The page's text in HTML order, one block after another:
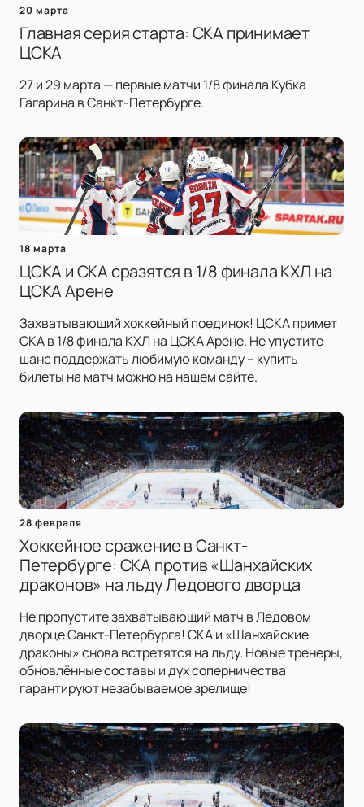
20 марта
Главная серия старта: СКА принимает
ЦСКА
27 и 29 марта — первые матчи 1/8 финала Кубка
Гагарина в Санкт-Петербурге.
18 марта
ЦСКА и СКА сразятся в 1/8 финала КХЛ на
ЦСКА Арене
Захватывающий хоккейный поединок! ЦСКА примет
СКА в 1/8 финала КХЛ на ЦСКА Арене. Не упустите
шанс поддержать любимую команду – купить
билеты на матч можно на нашем сайте.
28 февраля
Хоккейное сражение в Санкт-
Петербурге: СКА против «Шанхайских
драконов» на льду Ледового дворца
Не пропустите захватывающий матч в Ледовом
дворце Санкт-Петербурга! СКА и «Шанхайские
драконы» снова встретятся на льду. Новые тренеры,
обновлённые составы и дух соперничества
гарантируют незабываемое зрелище!